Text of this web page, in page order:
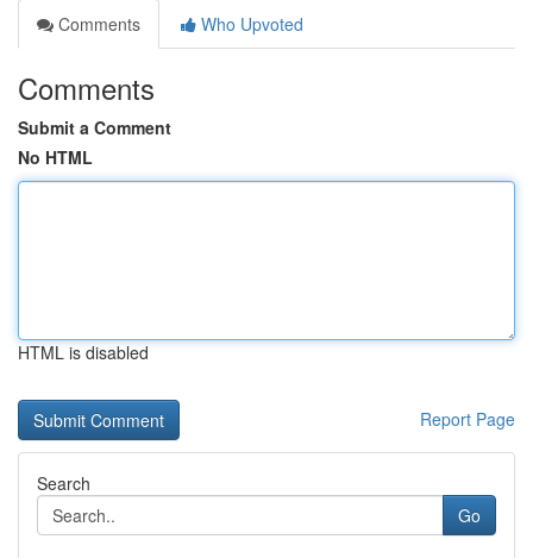
Comments
Who Upvoted
Comments
Submit a Comment
No HTML
HTML is disabled
Report Page
Search
Go